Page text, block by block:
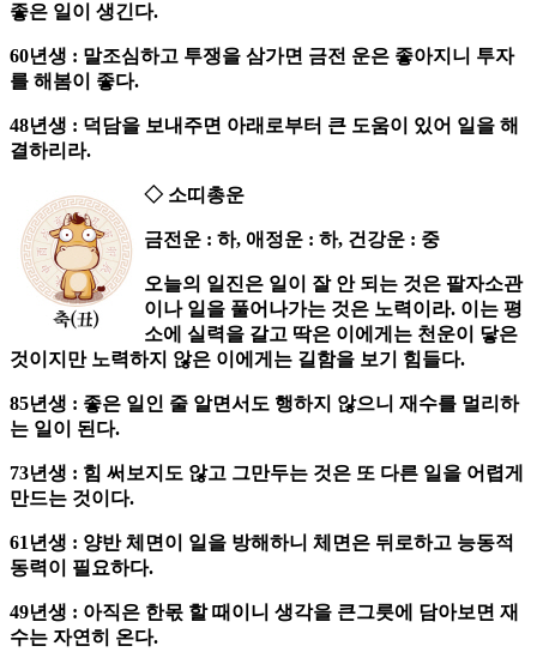
좋은 일이 생긴다.
60년생 : 말조심하고 투쟁을 삼가면 금전 운은 좋아지니 투자
를 해봄이 좋다.
48년생 : 덕담을 보내주면 아래로부터 큰 도움이 있어 일을 해
결하리라.
◇ 소띠총운
금전운 : 하, 애정운 : 하, 건강운 : 중
오늘의 일진은 일이 잘 안 되는 것은 팔자소관
이나 일을 풀어나가는 것은 노력이라. 이는 평
소에 실력을 갈고 딱은 이에게는 천운이 닿은
것이지만 노력하지 않은 이에게는 길함을 보기 힘들다.
85년생 : 좋은 일인 줄 알면서도 행하지 않으니 재수를 멀리하
는 일이 된다.
73년생 : 힘 써보지도 않고 그만두는 것은 또 다른 일을 어렵게
만드는 것이다.
61년생 : 양반 체면이 일을 방해하니 체면은 뒤로하고 능동적
동력이 필요하다.
49년생 : 아직은 한몫 할 때이니 생각을 큰그릇에 담아보면 재
수는 자연히 온다.